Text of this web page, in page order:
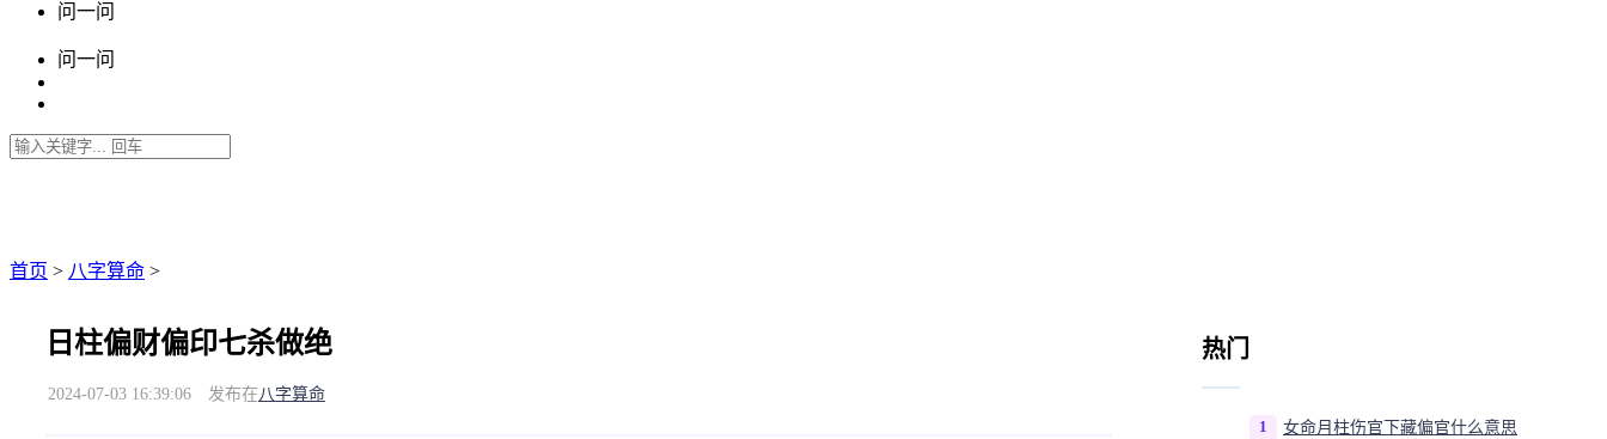
问一问
问一问
首页 > 八字算命 >
日柱偏财偏印七杀做绝
2024-07-03 16:39:06 发布在八字算命
热门
1 女命月柱伤官下藏偏官什么意思